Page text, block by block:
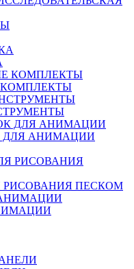
КОМПЛЕКТЫ
ДЛЯ АНИМАЦИИ
РИСОВАНИЯ ПЕСКОМ